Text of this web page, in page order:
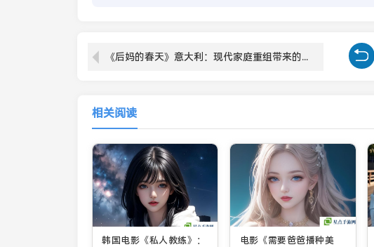
《后妈的春天》意大利：现代家庭重组带来的情感挑战与社会反思
相关阅读
韩国电影《私人教练》：
电影《需要爸爸播种美